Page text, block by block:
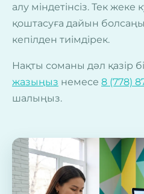
алу міндетінсіз. Тек жеке
қоштасуға дайын
кепілден тиімдірек.
Нақты соманы дәл қазір
жазыңыз немесе 8 (778)
шалыңыз.